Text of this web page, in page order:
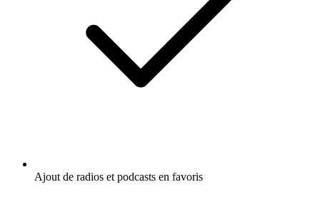
Ajout de radios et podcasts en favoris